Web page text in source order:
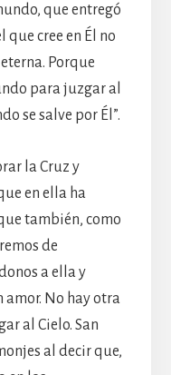
que entregó
cree en Él no
Porque
para juzgar al
se salve por Él”.
la Cruz y
en ella ha
también, como
de
a ella y
amor. No hay otra
al Cielo. San
al decir que,